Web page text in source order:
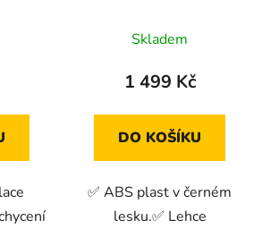
Skladem
1 499 Kč
DO KOŠÍKU
✅ ABS plast v černém
lesku.✅ Lehce